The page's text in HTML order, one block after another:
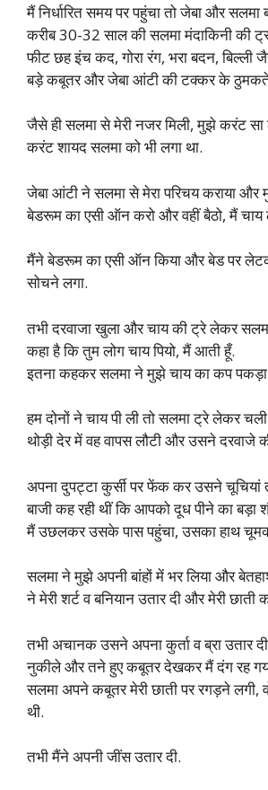
मैं निर्धारित समय पर पहुंचा तो जेबा और सलमा
करीब 30-32 साल की सलमा मंदाकिनी की
फीट छह इंच कद, गोरा रंग, भरा बदन, बिल्ली
बड़े कबूतर और जेबा आंटी की टक्कर के
जैसे ही सलमा से मेरी नजर मिली, मुझे करंट सा
करंट शायद सलमा को भी लगा था.
जेबा आंटी ने सलमा से मेरा परिचय कराया और
बेडरूम का एसी ऑन करो और वहीं बैठो, मैं
मैंने बेडरूम का एसी ऑन किया और बेड पर
सोचने लगा.
तभी दरवाजा खुला और चाय की ट्रे लेकर
कहा है कि तुम लोग चाय पियो, मैं आती हूँ.
इतना कहकर सलमा ने मुझे चाय का कप पकड़ा
हम दोनों ने चाय पी ली तो सलमा ट्रे लेकर
थोड़ी देर में वह वापस लौटी और उसने दरवाजे
अपना दुपट्टा कुर्सी पर फेंक कर उसने चूचियां
बाजी कह रही थीं कि आपको दूध पीने का बड़ा
मैं उछलकर उसके पास पहुंचा, उसका हाथ
सलमा ने मुझे अपनी बांहों में भर लिया और
ने मेरी शर्ट व बनियान उतार दी और मेरी छाती
तभी अचानक उसने अपना कुर्ता व ब्रा उतार
नुकीले और तने हुए कबूतर देखकर मैं दंग रह
सलमा अपने कबूतर मेरी छाती पर रगड़ने लगी,
थी.
तभी मैंने अपनी जींस उतार दी.